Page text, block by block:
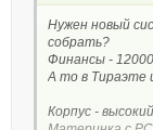
Нужен новый
собрать?
Финансы -
А то в Тираэте
Корпус - высокий